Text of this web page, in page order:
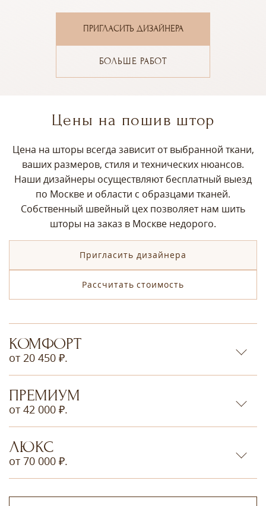
ПРИГЛАСИТЬ ДИЗАЙНЕРА
БОЛЬШЕ РАБОТ
Цены на пошив штор
Цена на шторы всегда зависит от выбранной ткани,
ваших размеров, стиля и технических нюансов.
Наши дизайнеры осуществляют бесплатный выезд
по Москве и области с образцами тканей.
Собственный швейный цех позволяет нам шить
шторы на заказ в Москве недорого.
Пригласить дизайнера
Рассчитать стоимость
КОМФОРТ
от 20 450 ₽.
ПРЕМИУМ
от 42 000 ₽.
ЛЮКС
от 70 000 ₽.